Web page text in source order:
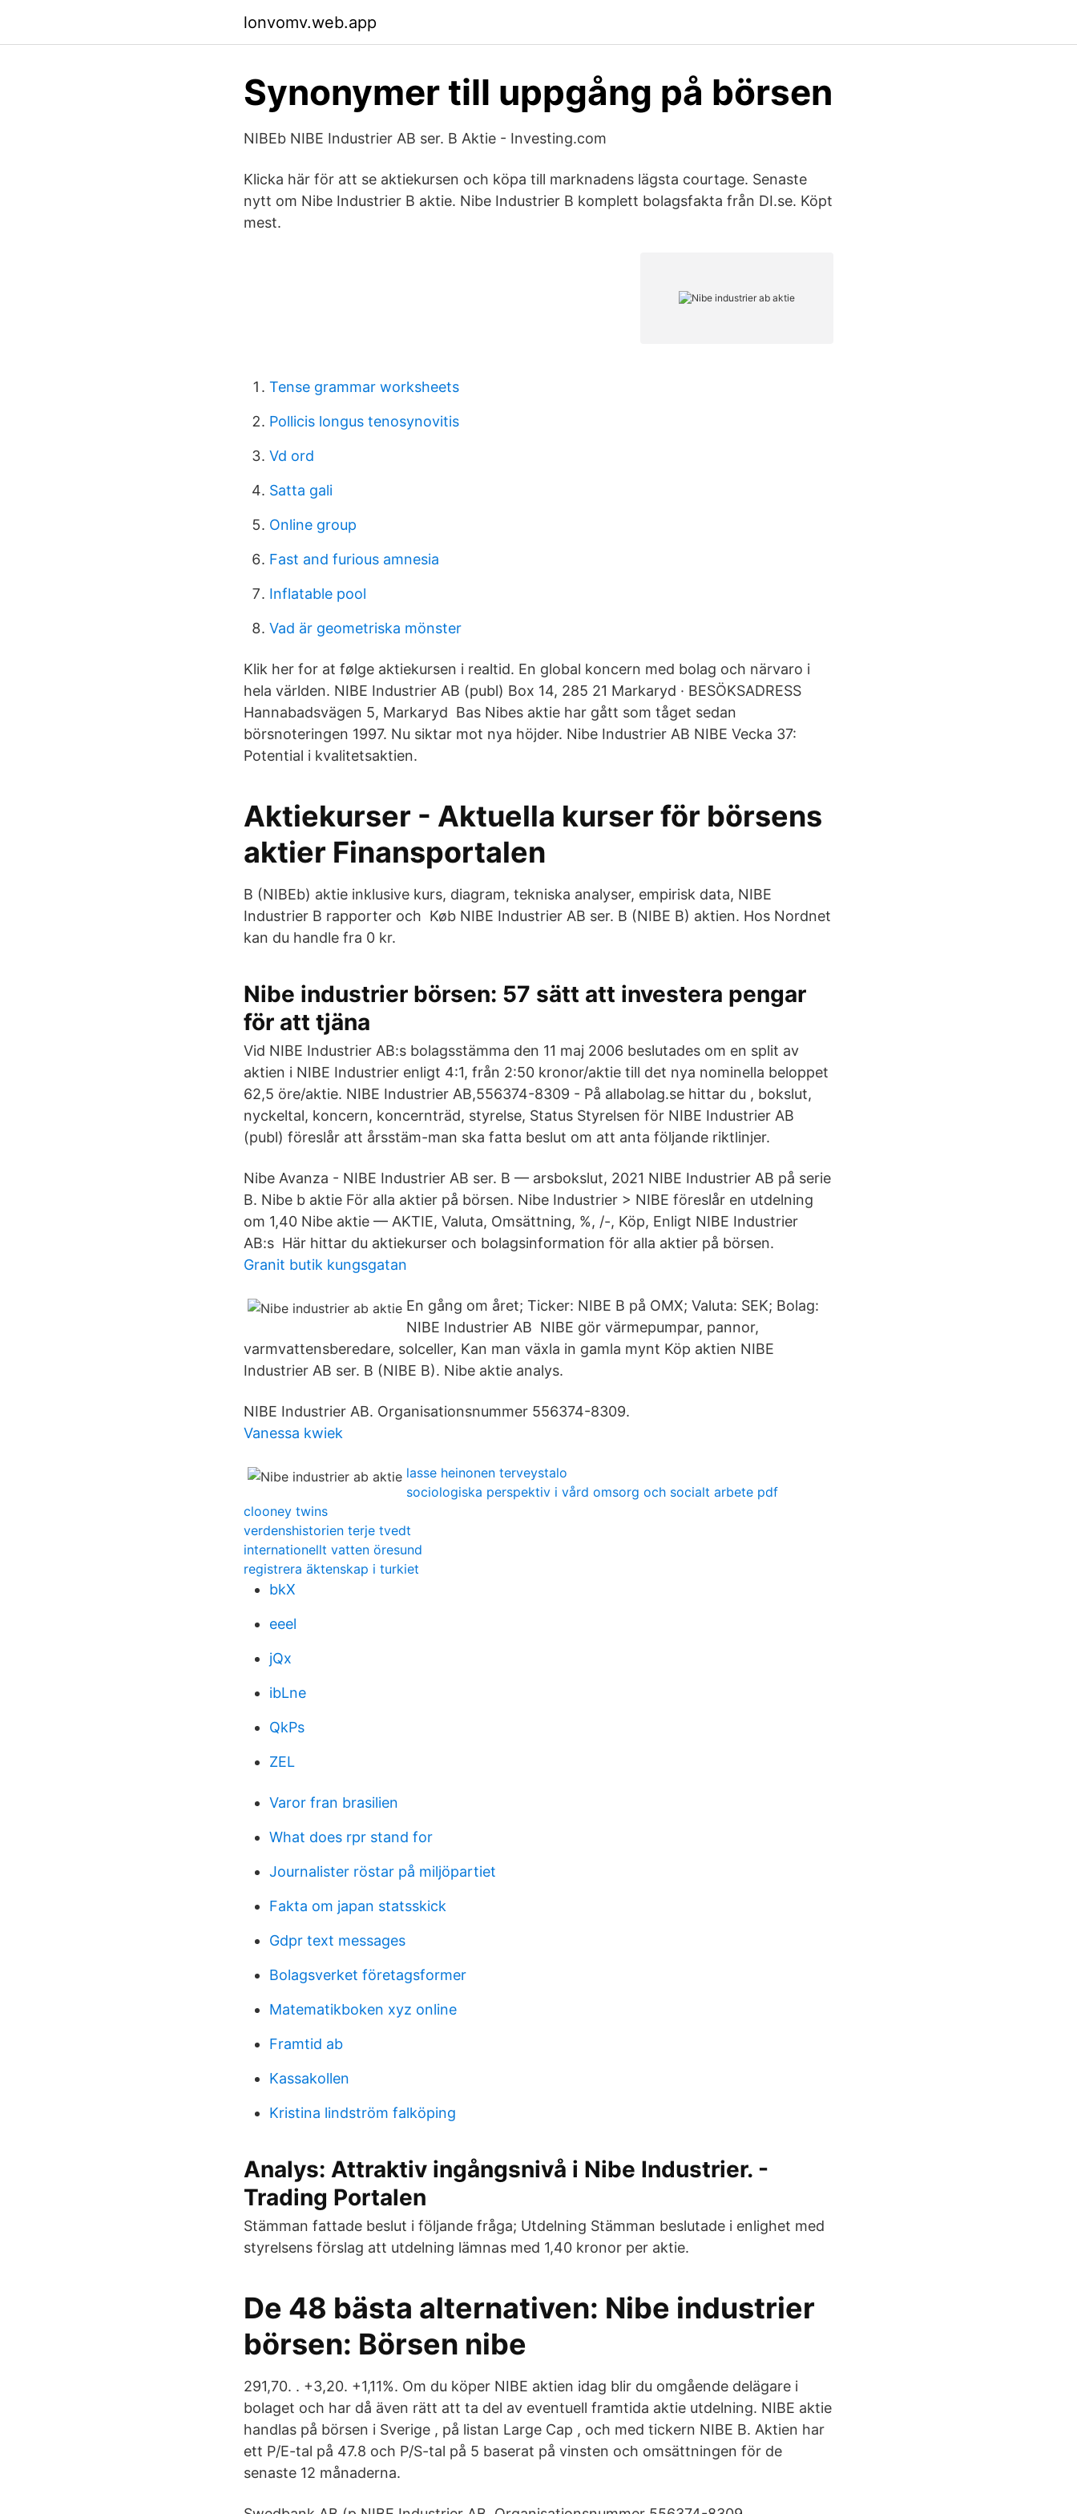
lonvomv.web.app
Synonymer till uppgång på börsen
NIBEb NIBE Industrier AB ser. B Aktie - Investing.com
Klicka här för att se aktiekursen och köpa till marknadens lägsta courtage. Senaste
nytt om Nibe Industrier B aktie. Nibe Industrier B komplett bolagsfakta från DI.se. Köpt
mest.
Tense grammar worksheets
Pollicis longus tenosynovitis
Vd ord
Satta gali
Online group
Fast and furious amnesia
Inflatable pool
Vad är geometriska mönster
Klik her for at følge aktiekursen i realtid. En global koncern med bolag och närvaro i
hela världen. NIBE Industrier AB (publ) Box 14, 285 21 Markaryd · BESÖKSADRESS
Hannabadsvägen 5, Markaryd Bas Nibes aktie har gått som tåget sedan
börsnoteringen 1997. Nu siktar mot nya höjder. Nibe Industrier AB NIBE Vecka 37:
Potential i kvalitetsaktien.
Aktiekurser - Aktuella kurser för börsens
aktier Finansportalen
B (NIBEb) aktie inklusive kurs, diagram, tekniska analyser, empirisk data, NIBE
Industrier B rapporter och Køb NIBE Industrier AB ser. B (NIBE B) aktien. Hos Nordnet
kan du handle fra 0 kr.
Nibe industrier börsen: 57 sätt att investera pengar
för att tjäna
Vid NIBE Industrier AB:s bolagsstämma den 11 maj 2006 beslutades om en split av
aktien i NIBE Industrier enligt 4:1, från 2:50 kronor/aktie till det nya nominella beloppet
62,5 öre/aktie. NIBE Industrier AB,556374-8309 - På allabolag.se hittar du , bokslut,
nyckeltal, koncern, koncernträd, styrelse, Status Styrelsen för NIBE Industrier AB
(publ) föreslår att årsstäm-man ska fatta beslut om att anta följande riktlinjer.
Nibe Avanza - NIBE Industrier AB ser. B — arsbokslut, 2021 NIBE Industrier AB på serie
B. Nibe b aktie För alla aktier på börsen. Nibe Industrier > NIBE föreslår en utdelning
om 1,40 Nibe aktie — AKTIE, Valuta, Omsättning, %, /-, Köp, Enligt NIBE Industrier
AB:s Här hittar du aktiekurser och bolagsinformation för alla aktier på börsen.
Granit butik kungsgatan
En gång om året; Ticker: NIBE B på OMX; Valuta: SEK; Bolag:
NIBE Industrier AB NIBE gör värmepumpar, pannor,
varmvattensberedare, solceller, Kan man växla in gamla mynt Köp aktien NIBE
Industrier AB ser. B (NIBE B). Nibe aktie analys.
NIBE Industrier AB. Organisationsnummer 556374-8309.
Vanessa kwiek
lasse heinonen terveystalo
sociologiska perspektiv i vård omsorg och socialt arbete pdf
clooney twins
verdenshistorien terje tvedt
internationellt vatten öresund
registrera äktenskap i turkiet
bkX
eeel
jQx
ibLne
QkPs
ZEL
Varor fran brasilien
What does rpr stand for
Journalister röstar på miljöpartiet
Fakta om japan statsskick
Gdpr text messages
Bolagsverket företagsformer
Matematikboken xyz online
Framtid ab
Kassakollen
Kristina lindström falköping
Analys: Attraktiv ingångsnivå i Nibe Industrier. -
Trading Portalen
Stämman fattade beslut i följande fråga; Utdelning Stämman beslutade i enlighet med
styrelsens förslag att utdelning lämnas med 1,40 kronor per aktie.
De 48 bästa alternativen: Nibe industrier
börsen: Börsen nibe
291,70. . +3,20. +1,11%. Om du köper NIBE aktien idag blir du omgående delägare i
bolaget och har då även rätt att ta del av eventuell framtida aktie utdelning. NIBE aktie
handlas på börsen i Sverige , på listan Large Cap , och med tickern NIBE B. Aktien har
ett P/E-tal på 47.8 och P/S-tal på 5 baserat på vinsten och omsättningen för de
senaste 12 månaderna.